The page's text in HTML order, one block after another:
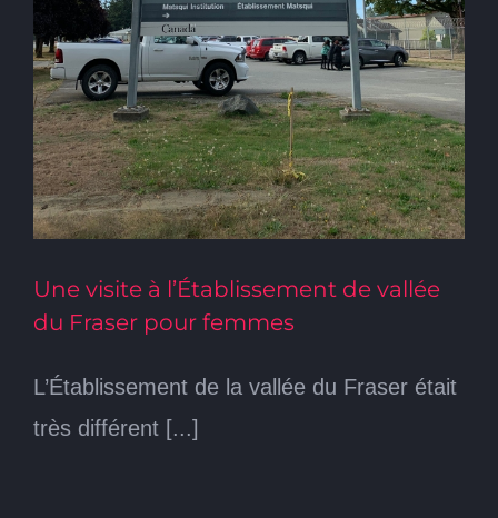
Une visite à l’Établissement de vallée
du Fraser pour femmes
L’Établissement de la vallée du Fraser était
très différent [...]